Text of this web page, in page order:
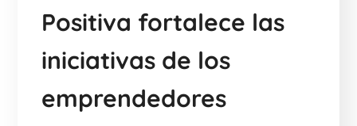
Positiva fortalece las
iniciativas de los
emprendedores